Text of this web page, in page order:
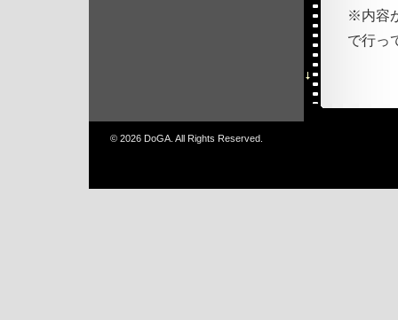
※内容
で行っ
© 2026 DoGA. All Rights Reserved.